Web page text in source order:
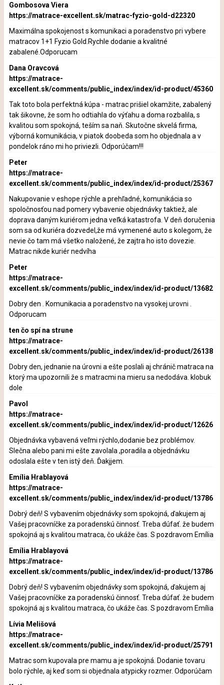
Gombosova Viera
https://matrace-excellent.sk/matrac-fyzio-gold-d22320
Maximálna spokojenost s komunikaci a poradenstvo pri vybere
matracov 1+1 Fyzio Gold.Rychle dodanie a kvalitné
zabalené.Odporucam
Dana Oravcová
https://matrace-
excellent.sk/comments/public_index/index/id-product/45360
Tak toto bola perfektná kúpa - matrac prišiel okamžite, zabalený
tak šikovne, že som ho odtiahla do výťahu a doma rozbalila, s
kvalitou som spokojná, teším sa naň. Skutočne skvelá firma,
výborná komunikácia, v piatok doobeda som ho objednala a v
pondelok ráno mi ho priviezli. Odporúčam!!!
Peter
https://matrace-
excellent.sk/comments/public_index/index/id-product/25367
Nakupovanie v eshope rýchle a prehľadné, komunikácia so
spoločnosťou nad pomery vybavenie objednávky taktiež, ale
doprava daným kuriérom jedna veľká katastrofa. V deň doručenia
som sa od kuriéra dozvedel,že má vymenené auto s kolegom, že
nevie čo tam má všetko naložené, že zajtra ho isto dovezie.
Matrac nikde kuriér nedvíha
Peter
https://matrace-
excellent.sk/comments/public_index/index/id-product/13682
Dobry den . Komunikacia a poradenstvo na vysokej urovni .
Odporucam
ten čo spí na strune
https://matrace-
excellent.sk/comments/public_index/index/id-product/26138
Dobry den, jednanie na úrovni a ešte poslali aj chránič matraca na
ktorý ma upozornili že s matracmi na mieru sa nedodáva. klobuk
dole
Pavol
https://matrace-
excellent.sk/comments/public_index/index/id-product/12626
Objednávka vybavená veľmi rýchlo,dodanie bez problémov.
Slečna alebo pani mi ešte zavolala ,poradila a objednávku
odoslala ešte v ten istý deň. Ďakjjem.
Emília Hrablayová
https://matrace-
excellent.sk/comments/public_index/index/id-product/13786
Dobrý deň! S vybavením objednávky som spokojná, ďakujem aj
Vašej pracovníčke za poradenskú činnosť. Treba dúfať. že budem
spokojná aj s kvalitou matraca, čo ukáže čas. S pozdravom Emília
Emília Hrablayová
https://matrace-
excellent.sk/comments/public_index/index/id-product/13786
Dobrý deň! S vybavením objednávky som spokojná, ďakujem aj
Vašej pracovníčke za poradenskú činnosť. Treba dúfať. že budem
spokojná aj s kvalitou matraca, čo ukáže čas. S pozdravom Emília
Lívia Melišová
https://matrace-
excellent.sk/comments/public_index/index/id-product/25791
Matrac som kupovala pre mamu a je spokojná. Dodanie tovaru
bolo rýchle, aj keď som si objednala atypicky rozmer. Odporúčam